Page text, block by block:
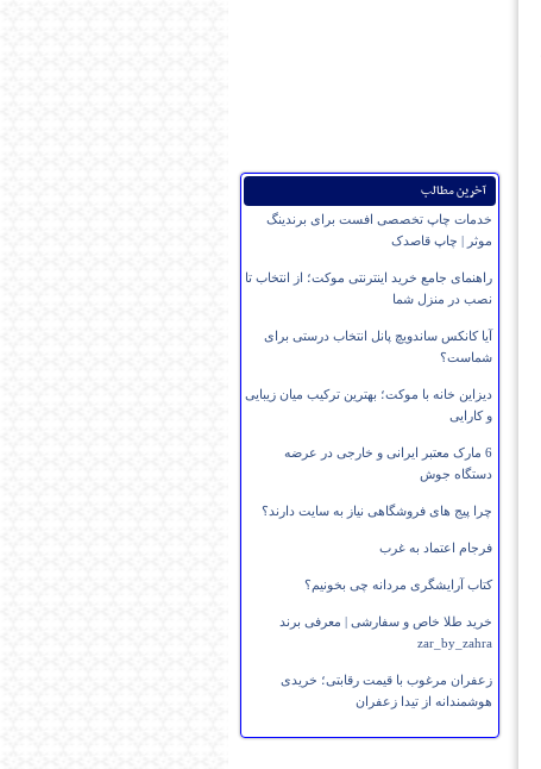
آخرین مطالب
خدمات چاپ تخصصی افست برای برندینگ
موثر | چاپ قاصدک
راهنمای جامع خرید اینترنتی موکت؛ از انتخاب تا
نصب در منزل شما
آیا کانکس ساندویچ پانل انتخاب درستی برای
شماست؟
دیزاین خانه با موکت؛ بهترین ترکیب میان زیبایی
و کارایی
6 مارک معتبر ایرانی و خارجی در عرضه
دستگاه جوش
چرا پیج های فروشگاهی نیاز به سایت دارند؟
فرجام اعتماد به غرب
کتاب آرایشگری مردانه چی بخونیم؟
خرید طلا خاص و سفارشی | معرفی برند
zar_by_zahra
زعفران مرغوب با قیمت رقابتی؛ خریدی
هوشمندانه از تیدا زعفران